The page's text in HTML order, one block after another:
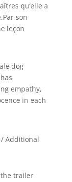
qu’elle a
son
leçon
dog
empathy,
in each
Additional
trailer